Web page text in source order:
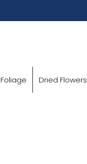
Foliage Dried Flowers